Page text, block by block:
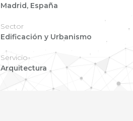
Madrid, España
Sector
Edificación y Urbanismo
Servicio
Arquitectura